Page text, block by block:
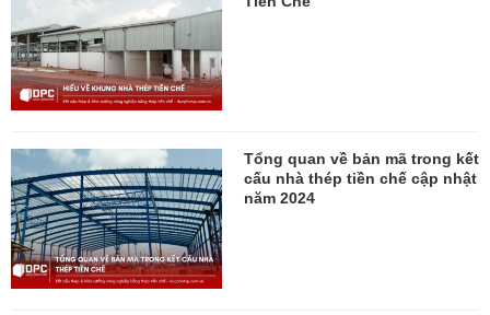
Tổng quan về bản mã trong kết
cấu nhà thép tiền chế cập nhật
năm 2024